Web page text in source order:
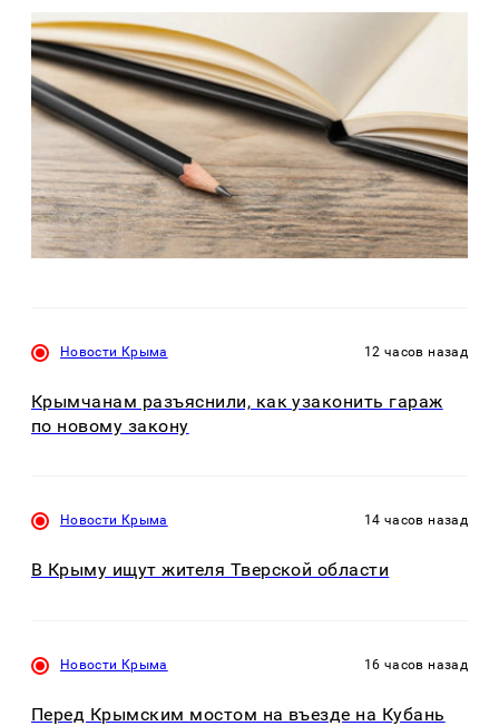
Новости Крыма 12 часов назад
Крымчанам разъяснили, как узаконить гараж
по новому закону
Новости Крыма 14 часов назад
В Крыму ищут жителя Тверской области
Новости Крыма 16 часов назад
Перед Крымским мостом на въезде на Кубань